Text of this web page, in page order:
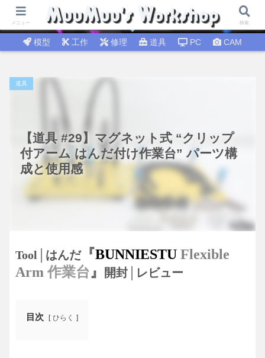
試行錯誤│DIY工作 🛠 DIY修理│温故知新
模型 工作 修理 道具 PC CAM
【道具 #29】マグネット式 “クリップ
付アーム はんだ付け作業台” パーツ構
成と使用感
道具
Tool│はんだ『BUNNIESTU Flexible
Arm 作業台』 開封│レビュー
目次 ひらく
メニュー 検索